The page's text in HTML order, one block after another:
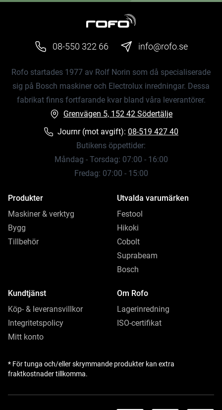
08-550 322 66 info@rofo.se
Rofo startades 1977 av Rolf Norin som då specialiserade
sig på Bosch maskiner och Electrolux inredningar. Dessa
fabrikat finns fortfarande kvar bland våra leverantörer.
Grenvägen 5, 152 42 Södertälje
Journr (mot avgift): 08-519 427 40
Butikens öppettider:
Måndag - Torsdag: 07:00 - 16:00
Fredag: 07:00 - 15:00
Produkter
Maskiner & verktyg
Bygg
Tillbehör
Utvalda varumärken
Festool
Hikoki
Cobolt
Suprabeam
Bosch
Kundtjänst
Köp- & leveransvillkor
Integritetspolicy
Mitt konto
Om Rofo
Lagerinredning
ISO-certifikat
* För tunga och/eller skrymmande produkter kan extra
fraktkostnader tillkomma.